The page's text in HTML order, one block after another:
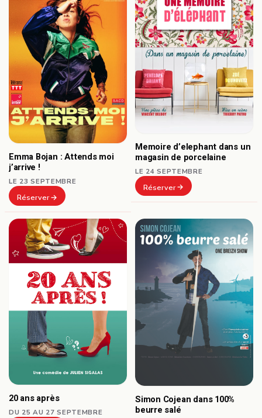
Emma Bojan : Attends moi
j’arrive !
LE 23 SEPTEMBRE
Réserver
Memoire d’elephant dans un
magasin de porcelaine
LE 24 SEPTEMBRE
Réserver
20 ans après
DU 25 AU 27 SEPTEMBRE
Simon Cojean dans 100%
beurre salé